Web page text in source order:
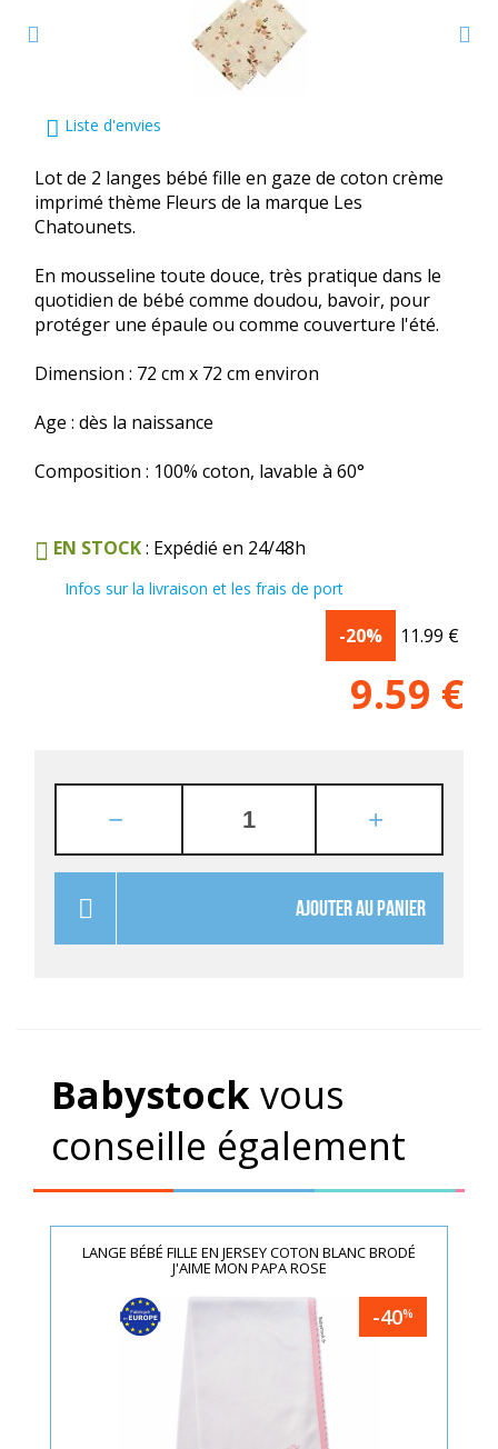
Liste d'envies
Lot de 2 langes bébé fille en gaze de coton crème
imprimé thème Fleurs de la marque Les
Chatounets.
En mousseline toute douce, très pratique dans le
quotidien de bébé comme doudou, bavoir, pour
protéger une épaule ou comme couverture l'été.
Dimension : 72 cm x 72 cm environ
Age : dès la naissance
Composition : 100% coton, lavable à 60°
EN STOCK: Expédié en 24/48h
Infos sur la livraison et les frais de port
-20% 11.99 €
9.59 €
AJOUTER AU PANIER
Babystockvous
conseille également
LANGE BÉBÉ FILLE EN JERSEY COTON BLANC BRODÉ
J'AIME MON PAPA ROSE
-40%